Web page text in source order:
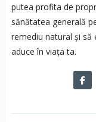
putea profita de
sănătatea generală
remediu natural și să
aduce în viața ta.